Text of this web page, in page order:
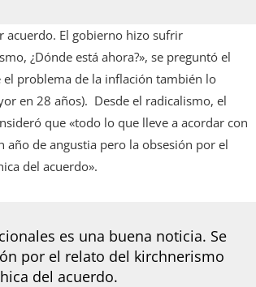
acuerdo. El gobierno hizo sufrir
¿Dónde está ahora?», se preguntó el
problema de la inflación también lo
en 28 años). Desde el radicalismo, el
que «todo lo que lleve a acordar con
de angustia pero la obsesión por el
del acuerdo».
es una buena noticia. Se
por el relato del kirchnerismo
del acuerdo.